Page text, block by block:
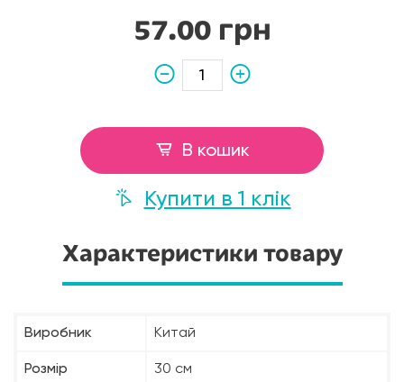
57.00 грн
В кошик
Купити в 1 клік
Характеристики товару
Виробник Китай
Розмір 30 см